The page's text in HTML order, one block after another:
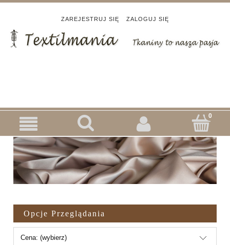
ZAREJESTRUJ SIĘ ZALOGUJ SIĘ
Opcje Przeglądania
Cena: (wybierz)